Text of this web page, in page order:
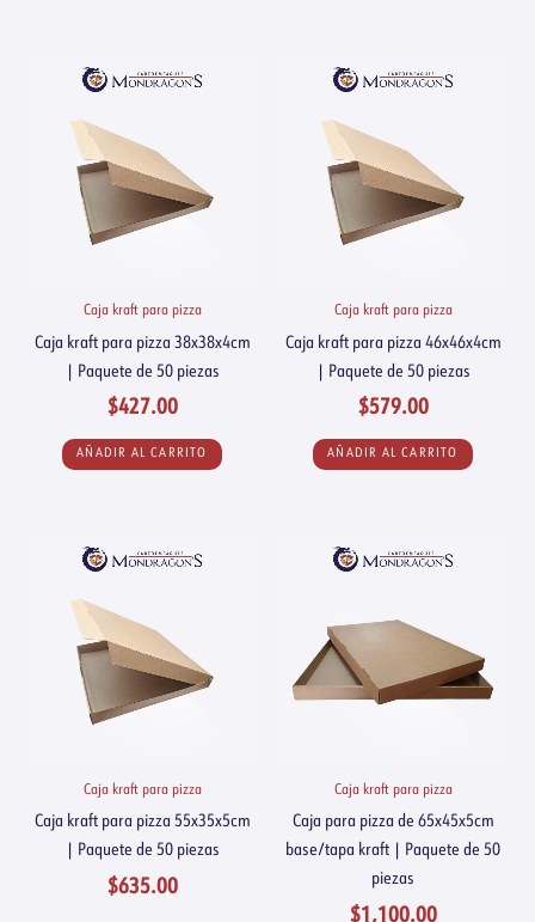
Caja kraft para pizza
Caja kraft para pizza 38x38x4cm
| Paquete de 50 piezas
$427.00
AÑADIR AL CARRITO
Caja kraft para pizza
Caja kraft para pizza 46x46x4cm
| Paquete de 50 piezas
$579.00
AÑADIR AL CARRITO
Caja kraft para pizza
Caja kraft para pizza 55x35x5cm
| Paquete de 50 piezas
$635.00
Caja kraft para pizza
Caja para pizza de 65x45x5cm
base/tapa kraft | Paquete de 50
piezas
$1,100.00